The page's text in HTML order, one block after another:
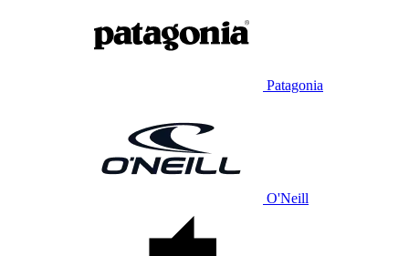
Patagonia
O'Neill